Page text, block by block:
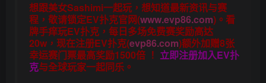
想跟美女Sashimi一起玩， 想知道最新资讯与赛
程， 敬请锁定EV扑克官网(www.evp86.com)。 看
牌手痒玩EV扑克， 每日多场免费赛奖励高达
20w，现在注册EV扑克(evp86.com)额外加赠8张
幸运赛门票最高奖励1500倍 ！ 立即注册加入EV扑
克与全球玩家一起同乐。